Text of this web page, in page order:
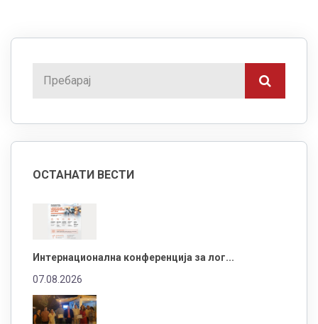
ОСТАНАТИ ВЕСТИ
Интернационална конференција за лог...
07.08.2026